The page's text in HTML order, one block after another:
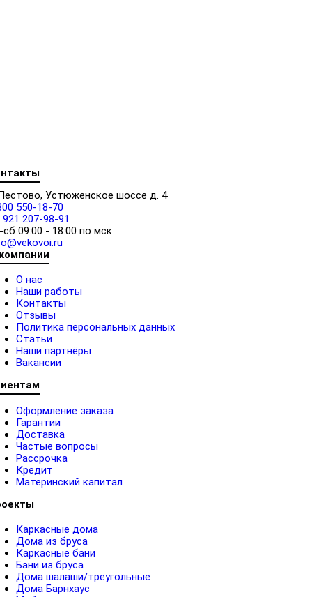
Устюженское шоссе д. 4
550-18-70
921 207-98-91
сб 09:00 - 18:00 по мск
О нас
Наши работы
Контакты
Отзывы
Политика персональных данных
Статьи
Наши партнёры
Вакансии
Оформление заказа
Гарантии
Доставка
Частые вопросы
Рассрочка
Кредит
Материнский капитал
Каркасные дома
Дома из бруса
Каркасные бани
Бани из бруса
Дома шалаши/треугольные
Дома Барнхаус